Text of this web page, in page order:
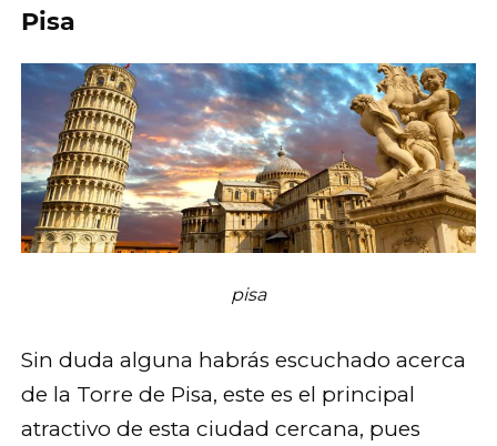
Pisa
pisa
Sin duda alguna habrás escuchado acerca
de la Torre de Pisa, este es el principal
atractivo de esta ciudad cercana, pues